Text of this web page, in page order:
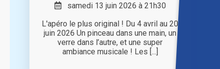
samedi 13 juin 2026 à 21h30
L'apéro le plus original ! Du 4 avril au 20
juin 2026 Un pinceau dans une main, un
verre dans l’autre, et une super
ambiance musicale ! Les [...]